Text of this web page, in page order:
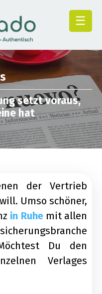
☰
setzt voraus,
hat
der Vertrieb
Umso schöner,
in Ruhemit allen
Du den
Verlages